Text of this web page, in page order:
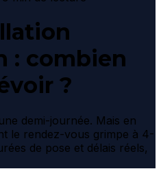
: combien
?
demi-journée. Mais en
le rendez-vous grimpe à 4-
de pose et délais réels,